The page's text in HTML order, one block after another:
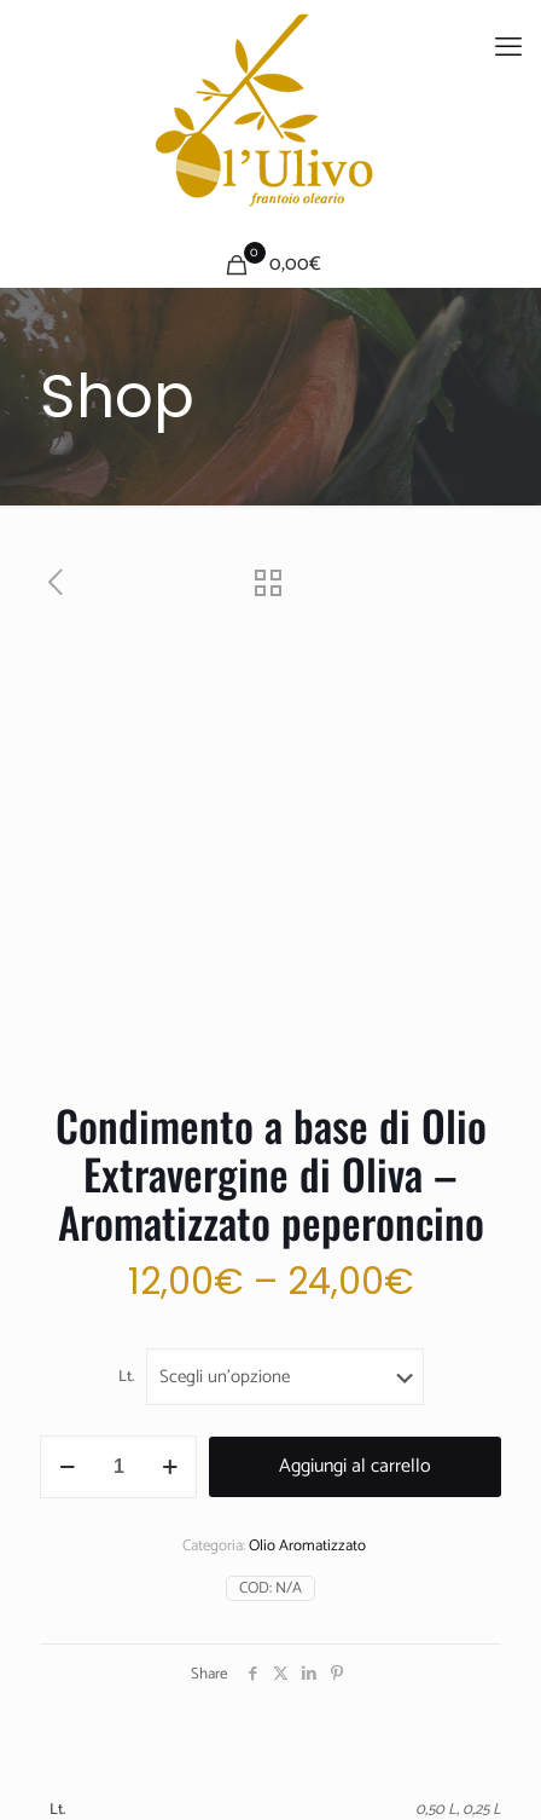
0 0,00€
Shop
Condimento a base di Olio
Extravergine di Oliva –
Aromatizzato peperoncino
12,00€ – 24,00€
Lt.
Aggiungi al carrello
COD:N/A
Categoria:Olio Aromatizzato
Share
Lt. 0,50 L, 0,25 L